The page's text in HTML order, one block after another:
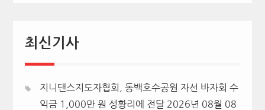
최신기사
지니댄스지도자협회, 동백호수공원 자선 바자회 수
익금 1,000만 원 성황리에 전달 2026년 08월 08